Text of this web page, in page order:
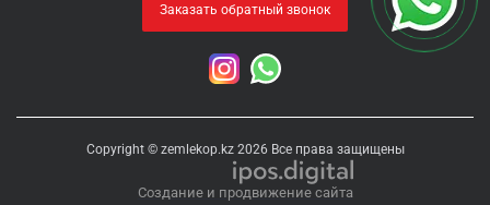
Заказать обратный звонок
Copyright © zemlekop.kz 2026 Все права защищены
Создание и продвижение сайта